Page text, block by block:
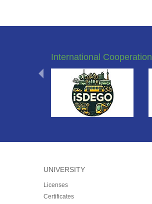
International Cooperation
UNIVERSITY
Licenses
Certificates